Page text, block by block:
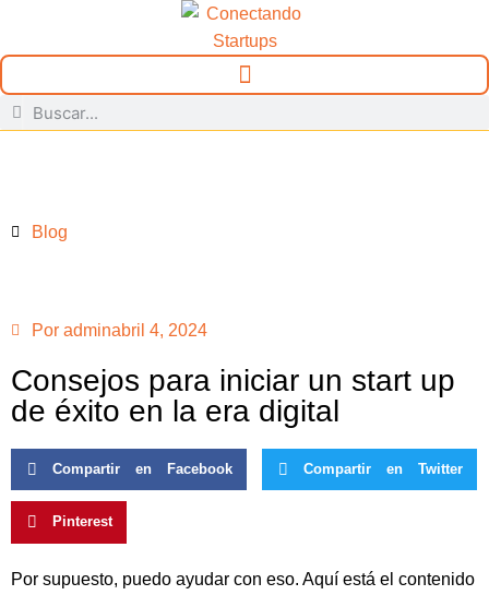
Blog
Por adminabril 4, 2024
Consejos para iniciar un start up
de éxito en la era digital
Compartir en Facebook Compartir en Twitter
Pinterest
Por supuesto, puedo ayudar con eso. Aquí está el contenido